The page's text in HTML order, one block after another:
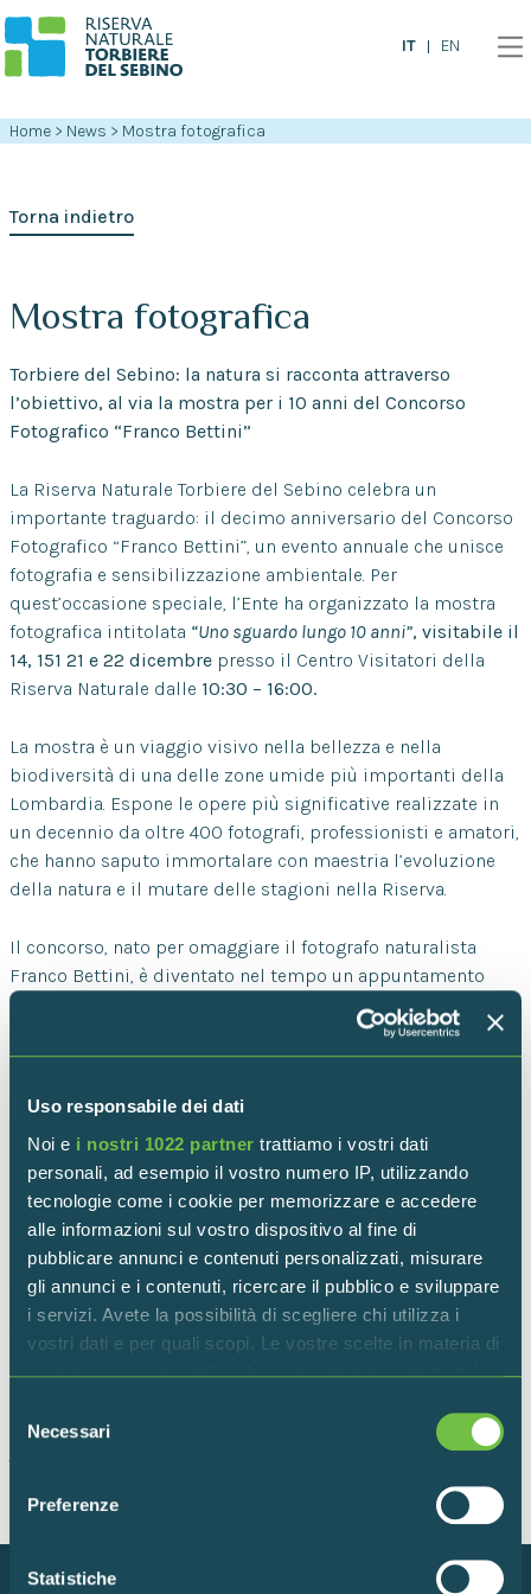
Uso responsabile dei dati
Noi e i nostri 1022 partner trattiamo i vostri dati
personali, ad esempio il vostro numero IP, utilizzando
tecnologie come i cookie per memorizzare e accedere
alle informazioni sul vostro dispositivo al fine di
pubblicare annunci e contenuti personalizzati, misurare
gli annunci e i contenuti, ricercare il pubblico e sviluppare
i servizi. Avete la possibilità di scegliere chi utilizza i
vostri dati e per quali scopi. Le vostre scelte in materia di
privacy sono applicabili solo su questa proprietà digitale
modificare o revocare il proprio consenso in qualsiasi
momento dalla Dichiarazione sui cookie o facendo clic
raccogliere informazioni sulla tua posizione
del
consenso
Necessari
Preferenze
Statistiche
IT EN
Home > News > Mostra fotografica
Torna indietro
Mostra fotografica
Torbiere del Sebino: la natura si racconta attraverso
l’obiettivo, al via la mostra per i 10 anni del Concorso
Fotografico “Franco Bettini”
La Riserva Naturale Torbiere del Sebino celebra un
importante traguardo: il decimo anniversario del Concorso
Fotografico “Franco Bettini”, un evento annuale che unisce
fotografia e sensibilizzazione ambientale. Per
quest’occasione speciale, l’Ente ha organizzato la mostra
fotografica intitolata “Uno sguardo lungo 10 anni”, visitabile il
14, 151 21 e 22 dicembrepresso il Centro Visitatori della
Riserva Naturale dalle 10:30 – 16:00.
La mostra è un viaggio visivo nella bellezza e nella
biodiversità di una delle zone umide più importanti della
Lombardia. Espone le opere più significative realizzate in
un decennio da oltre 400 fotografi, professionisti e amatori,
che hanno saputo immortalare con maestria l’evoluzione
della natura e il mutare delle stagioni nella Riserva.
Il concorso, nato per omaggiare il fotografo naturalista
Franco Bettini, è diventato nel tempo un appuntamento
fisso per gli amanti della natura e della fotografia. Ogni
edizione ha offerto l’opportunità di riflettere
sull’importanza della conservazione ambientale,
di cogliere le diverse sfaccettature dell’area protetta.
Informazioni utili:
La mostra è aperta il 14, 15, 21 e 22 dicembre 2024
Ingresso gratuito
Un’occasione imperdibile per immergersi nella bellezza
della natura e riscoprirne il valore attraverso l’arte
Torna indietro